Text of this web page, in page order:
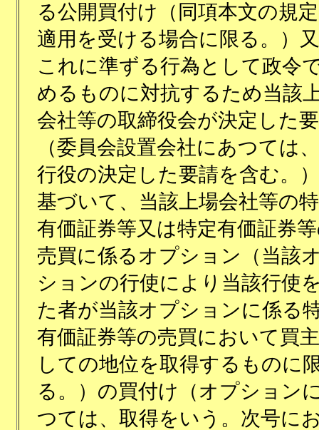
る公開買付け（同項本文の規
適用を受ける場合に限る。）
これに準ずる行為として政令
めるものに対抗するため当該
会社等の取締役会が決定した
（委員会設置会社にあつては
行役の決定した要請を含む。
基づいて、当該上場会社等の
有価証券等又は特定有価証券
売買に係るオプション（当該
ションの行使により当該行使
た者が当該オプションに係る
有価証券等の売買において買
しての地位を取得するものに
る。）の買付け（オプション
つては、取得をいう。次号に